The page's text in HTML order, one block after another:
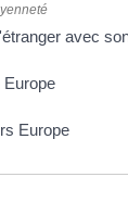
avec
Europe
Europe